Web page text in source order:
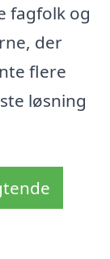
fagfolk og
der
flere
løsning